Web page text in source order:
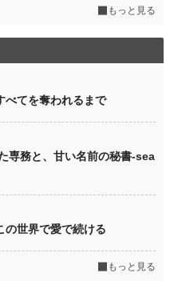
もっと見る
べてを奪われるまで
専務と、甘い名前の秘書-sea
の世界で愛で続ける
もっと見る